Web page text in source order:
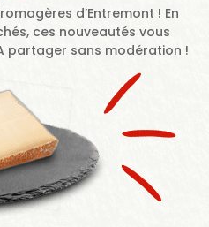
d’Entremont ! En
ces nouveautés vous
partager sans modération !